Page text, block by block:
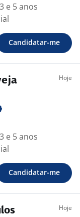
e 5 anos
Candidatar-me
Hoje
e 5 anos
Candidatar-me
Hoje